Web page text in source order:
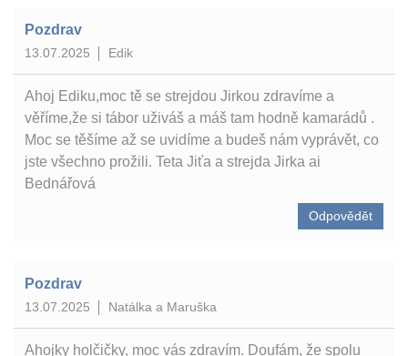
Pozdrav
13.07.2025 Edik
Ahoj Ediku,moc tě se strejdou Jirkou zdravíme a
věříme,že si tábor uživáš a máš tam hodně kamarádů .
Moc se těšíme až se uvidíme a budeš nám vyprávět, co
jste všechno prožili. Teta Jiťa a strejda Jirka ai
Bednářová
Odpovědět
Pozdrav
13.07.2025 Natálka a Maruška
Ahojky holčičky, moc vás zdravím. Doufám, že spolu